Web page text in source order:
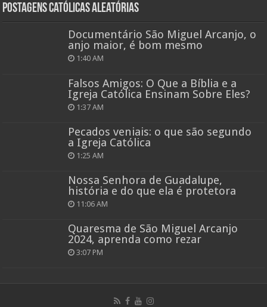
Postagens católicas aleatórias
Documentário São Miguel Arcanjo, o
anjo maior, é bom mesmo
1:40 AM
Falsos Amigos: O Que a Bíblia e a
Igreja Católica Ensinam Sobre Eles?
1:37 AM
Pecados veniais: o que são segundo
a Igreja Católica
1:25 AM
Nossa Senhora de Guadalupe,
história e do que ela é protetora
11:06 AM
Quaresma de São Miguel Arcanjo
2024, aprenda como rezar
3:07 PM